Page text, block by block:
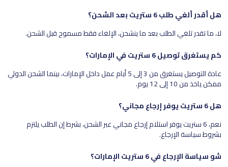
هل أقدر ألغي طلب 6 ستريت بعد الشحن؟
لا، ما تقدر تلغي الطلب بعد ما ينشحن، الإلغاء فقط مسموح قبل الشحن.
كم يستغرق توصيل 6 ستريت في الإمارات؟
عادة التوصيل يستغرق من 3 إلى 5 أيام عمل داخل الإمارات، بينما الشحن الدولي
ممكن ياخذ من 10 إلى 12 يوم.
هل 6 ستريت يوفر إرجاع مجاني؟
نعم، 6 ستريت يوفر استلام إرجاع مجاني عبر الشحن، بشرط إن الطلب يلتزم
بشروط سياسة الإرجاع.
شو سياسة الإرجاع في 6 ستريت الإمارات؟